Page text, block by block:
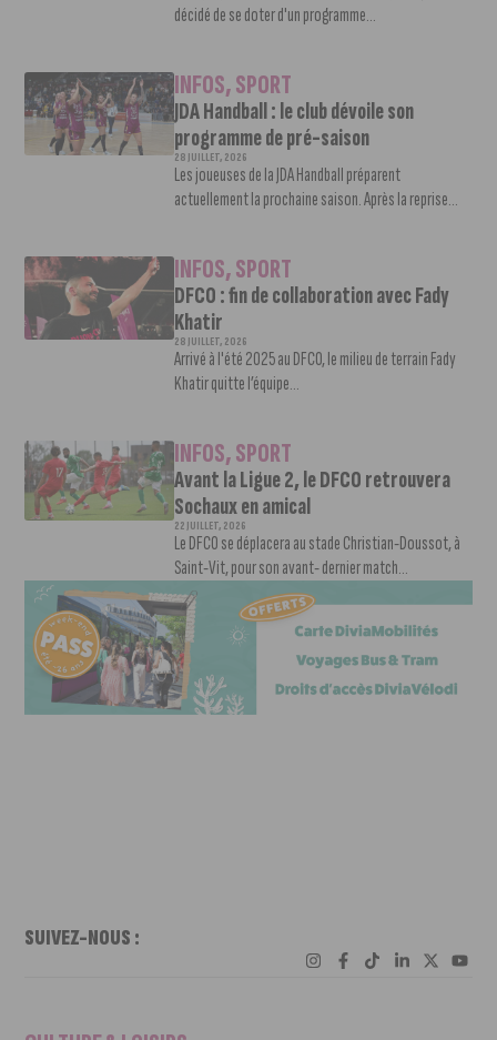
décidé de se doter d'un programme...
INFOS,SPORT
JDA Handball : le club dévoile son
programme de pré-saison
28 JUILLET, 2026
Les joueuses de la JDA Handball préparent
actuellement la prochaine saison. Après la reprise...
INFOS,SPORT
DFCO : fin de collaboration avec Fady
Khatir
28 JUILLET, 2026
Arrivé à l'été 2025 au DFCO, le milieu de terrain Fady
Khatir quitte l’équipe...
INFOS,SPORT
Avant la Ligue 2, le DFCO retrouvera
Sochaux en amical
22 JUILLET, 2026
Le DFCO se déplacera au stade Christian-Doussot, à
Saint-Vit, pour son avant- dernier match...
SUIVEZ-NOUS :